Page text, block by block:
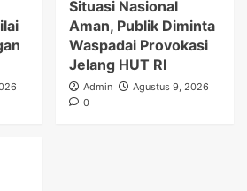
Situasi Nasional
Aman, Publik Diminta
Waspadai Provokasi
Jelang HUT RI
Admin
Agustus 9, 2026
0